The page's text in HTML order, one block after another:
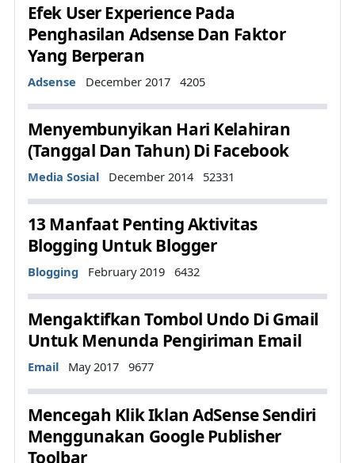
Efek User Experience Pada
Penghasilan Adsense Dan Faktor
Yang Berperan
Details
Adsense December 2017 4205
Menyembunyikan Hari Kelahiran
(Tanggal Dan Tahun) Di Facebook
Details
Media Sosial December 2014 52331
13 Manfaat Penting Aktivitas
Blogging Untuk Blogger
Details
Blogging February 2019 6432
Mengaktifkan Tombol Undo Di Gmail
Untuk Menunda Pengiriman Email
Details
Email May 2017 9677
Mencegah Klik Iklan AdSense Sendiri
Menggunakan Google Publisher
Toolbar